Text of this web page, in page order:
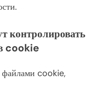
контролировать
cookie
файлами cookie,